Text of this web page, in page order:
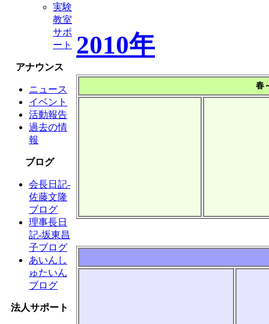
実験
教室
サポ
ート
アナウンス
ニュース
イベント
活動報告
過去の情
報
ブログ
会長日記-
佐藤文隆
ブログ
理事長日
記-坂東昌
子ブログ
あいんし
ゅたいん
ブログ
法人サポート
2010年
春